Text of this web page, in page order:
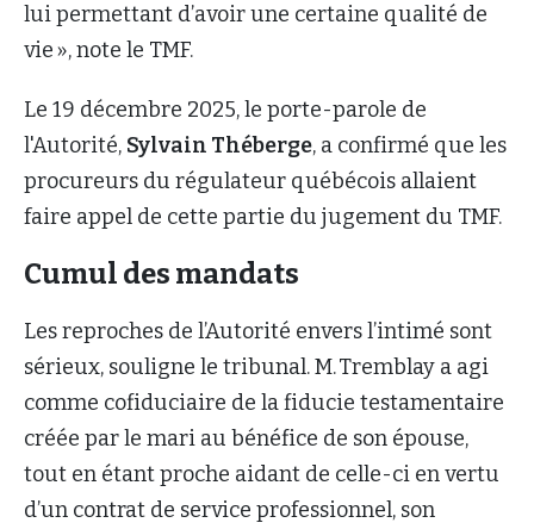
lui permettant d’avoir une certaine qualité de
vie », note le TMF.
Le 19 décembre 2025, le porte-parole de
l'Autorité, Sylvain Théberge, a confirmé que les
procureurs du régulateur québécois allaient
faire appel de cette partie du jugement du TMF.
Cumul des mandats
Les reproches de l’Autorité envers l’intimé sont
sérieux, souligne le tribunal. M. Tremblay a agi
comme cofiduciaire de la fiducie testamentaire
créée par le mari au bénéfice de son épouse,
tout en étant proche aidant de celle-ci en vertu
d’un contrat de service professionnel, son